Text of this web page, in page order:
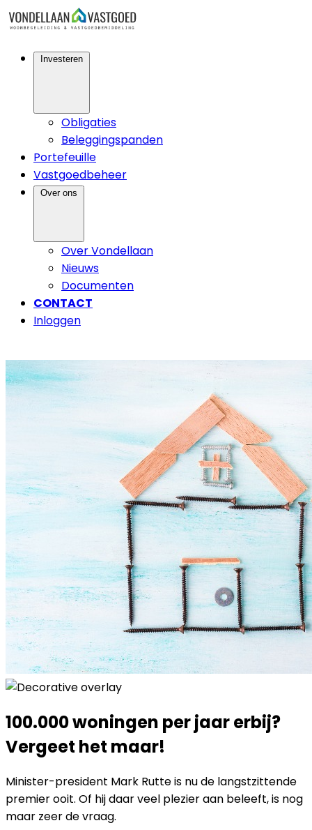
Obligaties
Beleggingspanden
Portefeuille
Vastgoedbeheer
Over Vondellaan
Nieuws
Documenten
CONTACT
Inloggen
100.000 woningen per jaar erbij?
Vergeet het maar!
Minister-president Mark Rutte is nu de langstzittende
premier ooit. Of hij daar veel plezier aan beleeft, is nog
maar zeer de vraag.